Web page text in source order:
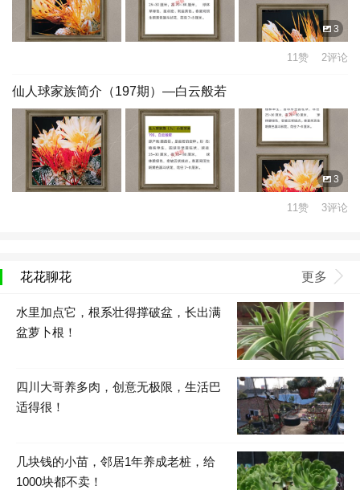
3
11赞 2评论
仙人球家族简介（197期）—白云般若
3
11赞 3评论
花花聊花 更多
水里加点它，根系壮得撑破盆，长出满
盆萝卜根！
四川大哥养多肉，创意无极限，生活巴
适得很！
几块钱的小苗，邻居1年养成老桩，给
1000块都不卖！